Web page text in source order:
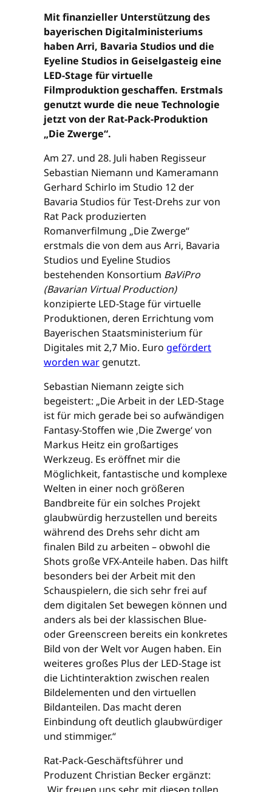
Mit finanzieller Unterstützung des
bayerischen Digitalministeriums
haben Arri, Bavaria Studios und die
Eyeline Studios in Geiselgasteig eine
LED-Stage für virtuelle
Filmproduktion geschaffen. Erstmals
genutzt wurde die neue Technologie
jetzt von der Rat-Pack-Produktion
„Die Zwerge“.
Am 27. und 28. Juli haben Regisseur
Sebastian Niemann und Kameramann
Gerhard Schirlo im Studio 12 der
Bavaria Studios für Test-Drehs zur von
Rat Pack produzierten
Romanverfilmung „Die Zwerge“
erstmals die von dem aus Arri, Bavaria
Studios und Eyeline Studios
bestehenden Konsortium BaViPro
(Bavarian Virtual Production)
konzipierte LED-Stage für virtuelle
Produktionen, deren Errichtung vom
Bayerischen Staatsministerium für
Digitales mit 2,7 Mio. Euro gefördert
worden war genutzt.
Sebastian Niemann zeigte sich
begeistert: „Die Arbeit in der LED-Stage
ist für mich gerade bei so aufwändigen
Fantasy-Stoffen wie ‚Die Zwerge‘ von
Markus Heitz ein großartiges
Werkzeug. Es eröffnet mir die
Möglichkeit, fantastische und komplexe
Welten in einer noch größeren
Bandbreite für ein solches Projekt
glaubwürdig herzustellen und bereits
während des Drehs sehr dicht am
finalen Bild zu arbeiten – obwohl die
Shots große VFX-Anteile haben. Das hilft
besonders bei der Arbeit mit den
Schauspielern, die sich sehr frei auf
dem digitalen Set bewegen können und
anders als bei der klassischen Blue-
oder Greenscreen bereits ein konkretes
Bild von der Welt vor Augen haben. Ein
weiteres großes Plus der LED-Stage ist
die Lichtinteraktion zwischen realen
Bildelementen und den virtuellen
Bildanteilen. Das macht deren
Einbindung oft deutlich glaubwürdiger
und stimmiger.“
Rat-Pack-Geschäftsführer und
Produzent Christian Becker ergänzt: